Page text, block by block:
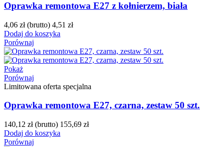
Oprawka remontowa E27 z kołnierzem, biała
4,06 zł (brutto) 4,51 zł
Dodaj do koszyka
Porównaj
Pokaż
Porównaj
Limitowana oferta specjalna
Oprawka remontowa E27, czarna, zestaw 50 szt.
140,12 zł (brutto) 155,69 zł
Dodaj do koszyka
Porównaj